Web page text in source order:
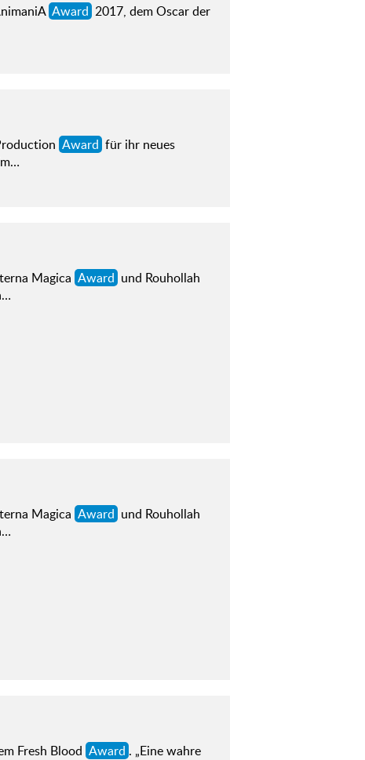
Award 2017, dem Oscar der
Award für ihr neues
Magica Award und Rouhollah
Magica Award und Rouhollah
Fresh Blood Award . „Eine wahre